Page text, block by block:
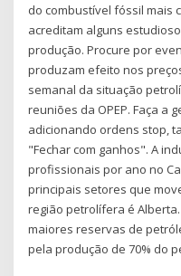
do combustível fóssil mais
acreditam alguns
produção. Procure por
produzam efeito nos
semanal da situação
reuniões da OPEP. Faça a
adicionando ordens stop,
"Fechar com ganhos". A
profissionais por ano no
principais setores que
região petrolífera é
maiores reservas de
pela produção de 70% do